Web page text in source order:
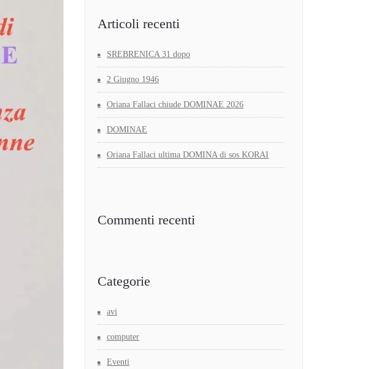
Articoli recenti
SREBRENICA 31 dopo
2 Giugno 1946
Oriana Fallaci chiude DOMINAE 2026
DOMINAE
Oriana Fallaci ultima DOMINA di sos KORAI
Commenti recenti
Categorie
avi
computer
Eventi